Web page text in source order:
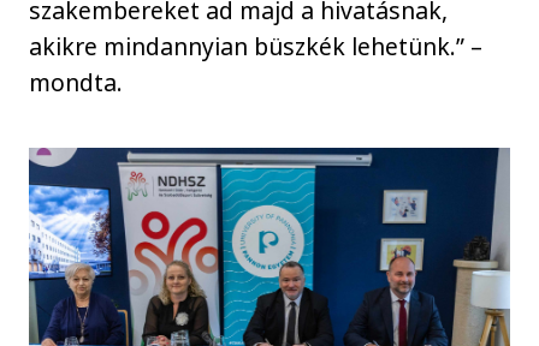
szakembereket ad majd a hivatásnak,
akikre mindannyian büszkék lehetünk.” –
mondta.